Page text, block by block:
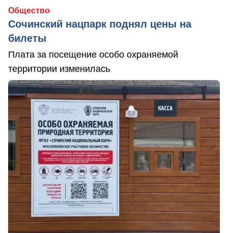
Общество
Сочинский нацпарк поднял цены на
билеты
Плата за посещение особо охраняемой
территории изменилась